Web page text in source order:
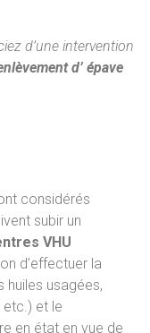
d’une intervention
d’ épave
considérés
subir un
VHU
d’effectuer la
huiles usagées,
etc.) et le
en état en vue de